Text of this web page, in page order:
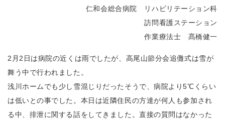
仁和会総合病院 リハビリテーション科
訪問看護ステーション
作業療法士 髙橋健一
2月2日は病院の近くは雨でしたが、高尾山節分会追儺式は雪が
舞う中で行われました。
浅川ホームでも少し雪混じりだったそうで、病院より5℃くらい
は低いとの事でした。本日は近隣住民の方達が何人も参加され
る中、排泄に関する話をしてきました。直接の質問はなかった